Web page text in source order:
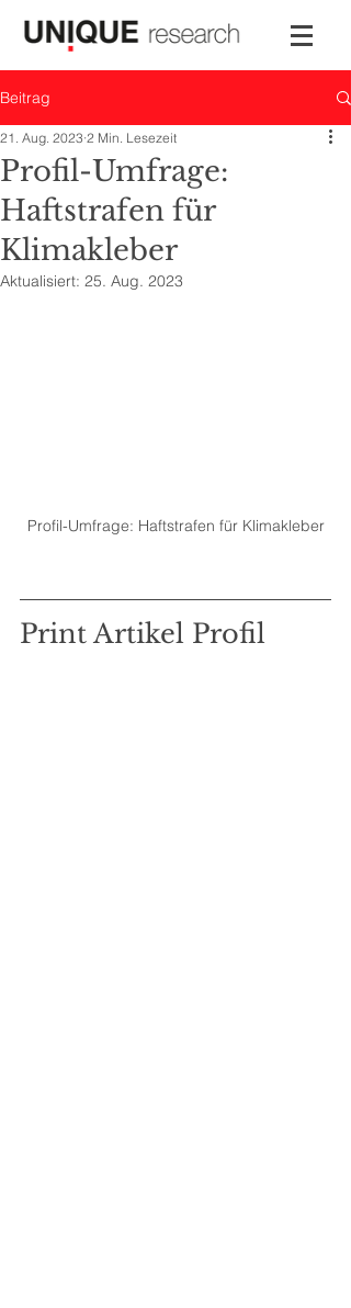
Beitrag
Profil-Umfrage:
Haftstrafen für
Klimakleber
21. Aug. 2023 2 Min. Lesezeit
Aktualisiert: 25. Aug. 2023
Profil-Umfrage: Haftstrafen für Klimakleber
Print Artikel Profil